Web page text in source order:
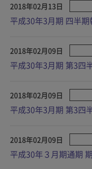
2018年02月13日
平成30年3月期 四半期
2018年02月09日
平成30年3月期 第3四
2018年02月09日
平成30年3月期 第3四
2018年02月09日
平成30年３月期通期